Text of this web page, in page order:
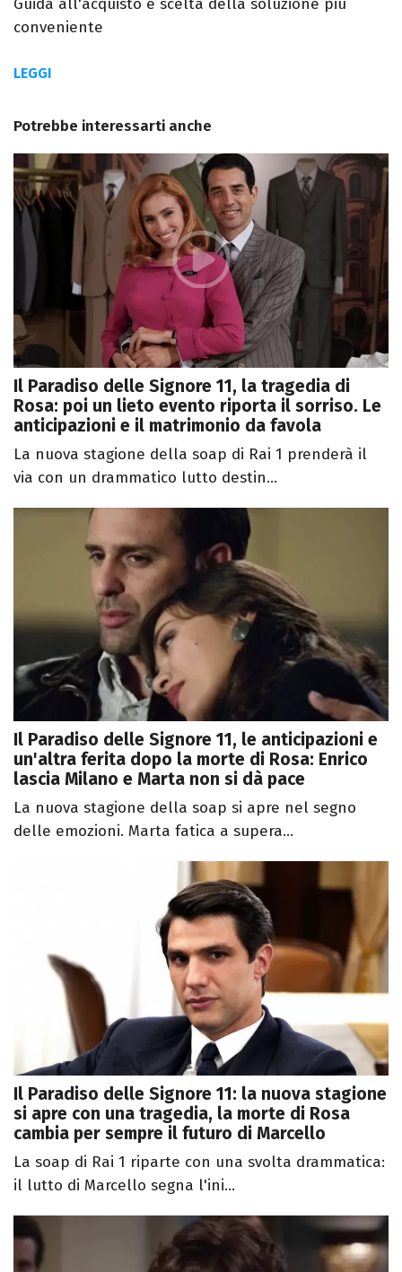
Guida all'acquisto e scelta della soluzione più
conveniente
LEGGI
Potrebbe interessarti anche
Il Paradiso delle Signore 11, la tragedia di
Rosa: poi un lieto evento riporta il sorriso. Le
anticipazioni e il matrimonio da favola
La nuova stagione della soap di Rai 1 prenderà il
via con un drammatico lutto destin...
Il Paradiso delle Signore 11, le anticipazioni e
un'altra ferita dopo la morte di Rosa: Enrico
lascia Milano e Marta non si dà pace
La nuova stagione della soap si apre nel segno
delle emozioni. Marta fatica a supera...
Il Paradiso delle Signore 11: la nuova stagione
si apre con una tragedia, la morte di Rosa
cambia per sempre il futuro di Marcello
La soap di Rai 1 riparte con una svolta drammatica:
il lutto di Marcello segna l'ini...